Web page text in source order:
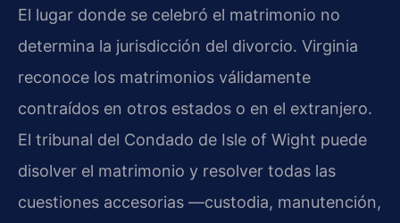
El lugar donde se celebró el matrimonio no
determina la jurisdicción del divorcio. Virginia
reconoce los matrimonios válidamente
contraídos en otros estados o en el extranjero.
El tribunal del Condado de Isle of Wight puede
disolver el matrimonio y resolver todas las
cuestiones accesorias —custodia, manutención,